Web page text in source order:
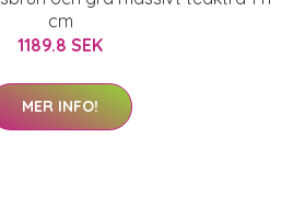
cm
1189.8 SEK
MER INFO!